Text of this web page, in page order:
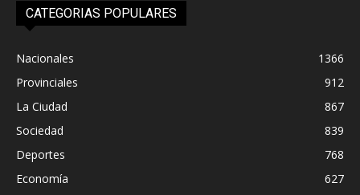
CATEGORIAS POPULARES
Nacionales
1366
Provinciales
912
La Ciudad
867
Sociedad
839
Deportes
768
Economía
627